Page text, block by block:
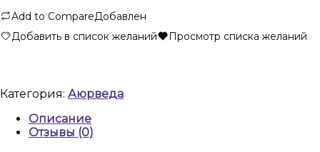
кашля
и
простуды,
Хималая,
Tulasi,
tabs,
Himalaya
Add to CompareДобавлен
Добавить в список желаний
Просмотр списка желаний
Категория: Аюрведа
Описание
Отзывы (0)